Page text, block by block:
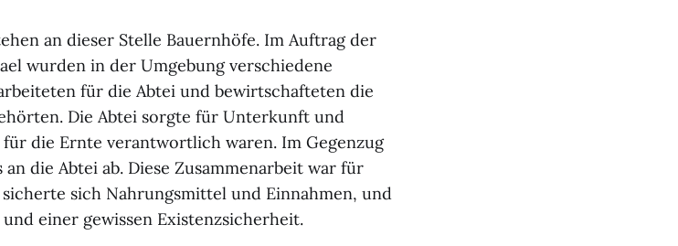
an dieser Stelle Bauernhöfe. Im Auftrag der
wurden in der Umgebung verschiedene
für die Abtei und bewirtschafteten die
Die Abtei sorgte für Unterkunft und
die Ernte verantwortlich waren. Im Gegenzug
die Abtei ab. Diese Zusammenarbeit war für
sich Nahrungsmittel und Einnahmen, und
einer gewissen Existenzsicherheit.